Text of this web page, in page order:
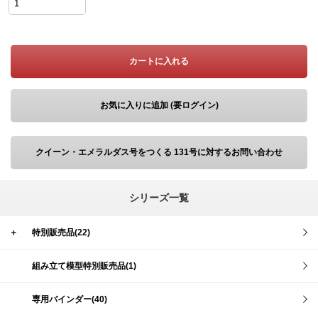
カートに入れる
お気に入りに追加 (要ログイン)
クイーン・エメラルダス号をつくる 131号に対するお問い合わせ
シリーズ一覧
＋ 特別販売品(22)
組み立て模型特別販売品(1)
専用バインダー(40)